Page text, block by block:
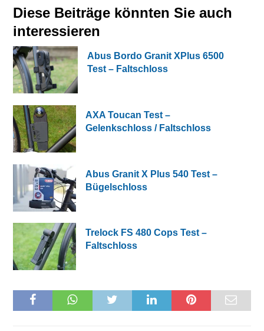
Diese Beiträge könnten Sie auch
interessieren
Abus Bordo Granit XPlus 6500
Test – Faltschloss
AXA Toucan Test –
Gelenkschloss / Faltschloss
Abus Granit X Plus 540 Test –
Bügelschloss
Trelock FS 480 Cops Test –
Faltschloss